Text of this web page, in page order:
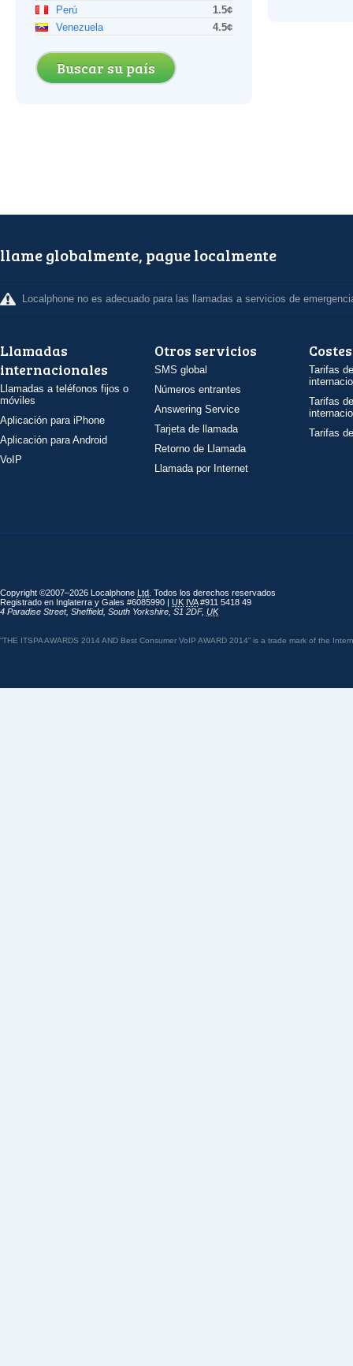
Perú
1.5¢
Venezuela
4.5¢
Buscar su país
llame globalmente, pague localmente
Localphone no es adecuado para las llamadas a servicios de
Llamadas
internacionales
Llamadas a teléfonos fijos o
móviles
Aplicación para iPhone
Aplicación para Android
VoIP
Otros servicios
SMS global
Números entrantes
Answering Service
Tarjeta de llamada
Retorno de Llamada
Llamada por Internet
Costes
Tarifas
Tarifas
Tarifas
Copyright ©2007–2026 Localphone Ltd . Todos los derechos reservados
Registrado en Inglaterra y Gales #6085990 | UK IVA#911 5418 49
4 Paradise Street, Sheffield, South Yorkshire S1 2DF, UK
“THE ITSPA AWARDS 2014 AND Best Consumer VoIP AWARD 2014” is a trade mark of the